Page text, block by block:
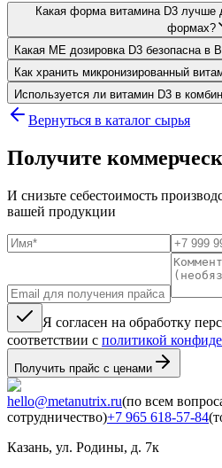
Какая форма витамина D3 лучше
формах?
Какая МЕ дозировка D3 безопасна в
Как хранить микронизированный
Используется ли витамин D3 в
Вернуться в каталог сырья
Получите
И снизьте себестоимость
вашей продукции
Я согласен на обработку
соответствии с политикой
Получить прайс с ценами
hello@metanutrix.ru(по всем
сотрудничество)+7 965 618-57-84
Казань, ул. Родины, д. 7к